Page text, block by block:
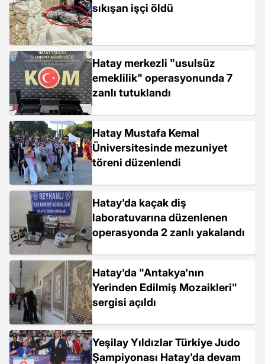
sıkışan işçi öldü
Hatay merkezli "usulsüz
emeklilik" operasyonunda 7
zanlı tutuklandı
Hatay Mustafa Kemal
Üniversitesinde mezuniyet
töreni düzenlendi
Hatay'da kaçak diş
laboratuvarına düzenlenen
operasyonda 2 zanlı yakalandı
Hatay'da "Antakya'nın
Yerinden Edilmiş Mozaikleri"
sergisi açıldı
Yeşilay Yıldızlar Türkiye Judo
Şampiyonası Hatay'da devam